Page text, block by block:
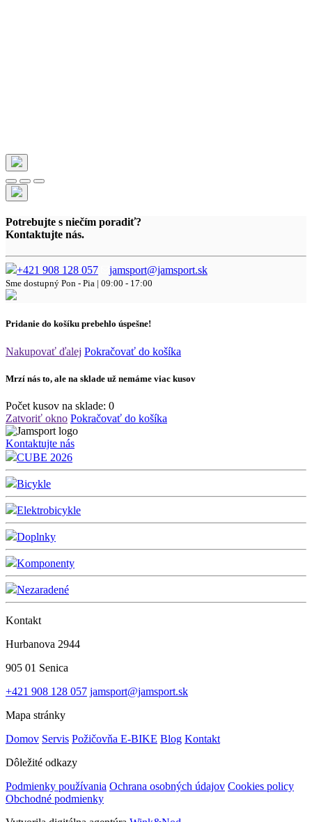
Potrebujte s niečím poradiť?
Kontaktujte nás.
+421 908 128 057 jamsport@jamsport.sk
Sme dostupný Pon - Pia | 09:00 - 17:00
Pridanie do košíku prebehlo úspešne!
Nakupovať ďalej Pokračovať do košíka
Mrzí nás to, ale na sklade už nemáme viac kusov
Počet kusov na sklade: 0
Zatvoriť okno Pokračovať do košíka
Kontaktujte nás
CUBE 2026
Bicykle
Elektrobicykle
Doplnky
Komponenty
Nezaradené
Kontakt
Hurbanova 2944
905 01 Senica
+421 908 128 057 jamsport@jamsport.sk
Mapa stránky
Domov Servis Požičovňa E-BIKE Blog Kontakt
Dôležité odkazy
Podmienky používania Ochrana osobných údajov Cookies policy
Obchodné podmienky